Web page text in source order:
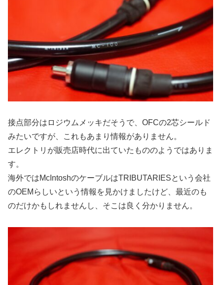
接点部分はロジウムメッキだそうで、OFCの2芯シールド
みたいですが、これもあまり情報がありません。
エレクトリが販売店時代に出ていたもののようではありま
す。
海外ではMcIntoshのケーブルはTRIBUTARIESという会社
のOEMらしいという情報を見かけましたけど、最近のも
のだけかもしれませんし、そこは良く分かりません。